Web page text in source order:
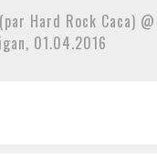
Hard Rock Caca) @
01.04.2016